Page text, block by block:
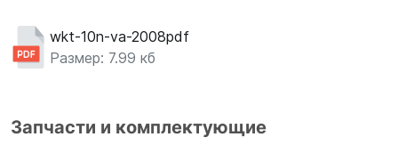
wkt-10n-va-2008pdf
Размер: 7.99 кб
Запчасти и комплектующие